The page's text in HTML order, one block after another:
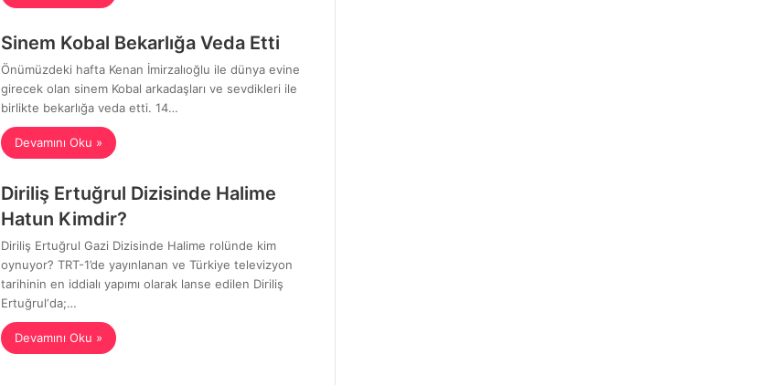
Sinem Kobal Bekarlığa Veda Etti
Önümüzdeki hafta Kenan İmirzalıoğlu ile dünya evine
girecek olan sinem Kobal arkadaşları ve sevdikleri ile
birlikte bekarlığa veda etti. 14…
Devamını Oku »
Diriliş Ertuğrul Dizisinde Halime
Hatun Kimdir?
Diriliş Ertuğrul Gazi Dizisinde Halime rolünde kim
oynuyor? TRT-1’de yayınlanan ve Türkiye televizyon
tarihinin en iddialı yapımı olarak lanse edilen Diriliş
Ertuğrul‘da;…
Devamını Oku »